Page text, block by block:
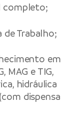
completo;
de Trabalho;
em
MAG e TIG,
hidráulica
dispensa